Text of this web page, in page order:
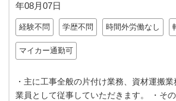
年08月07日
経験不問 学歴不問 時間外労働なし
マイカー通勤可
・主に工事全般の片付け業務、資材運搬
業員として従事していただきます。 ・そ